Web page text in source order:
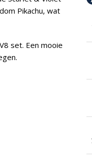
Pikachu, wat
set. Een mooie